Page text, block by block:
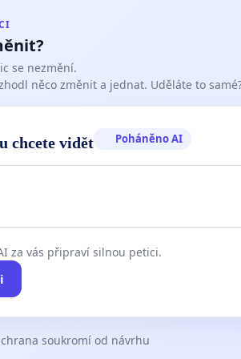
se nezmění.
něco změnit a jednat. Uděláte to
chcete vidět Poháněno AI
za vás připraví silnou petici.
soukromí od návrhu